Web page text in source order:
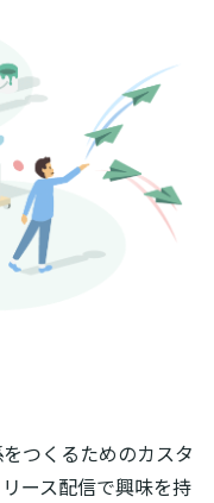
つくるためのカスタ
ース配信で興味を持